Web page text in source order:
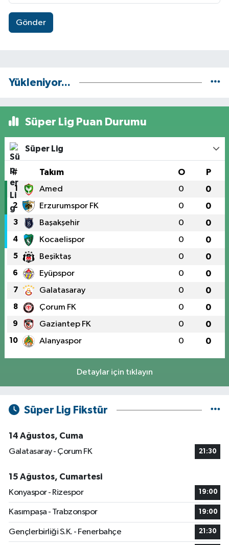
Gönder
Yükleniyor...
Süper Lig Puan Durumu
Süper Lig
# Takım O P
1 Amed 0 0
2 Erzurumspor FK 0 0
3 Başakşehir 0 0
4 Kocaelispor 0 0
5 Beşiktaş 0 0
6 Eyüpspor 0 0
7 Galatasaray 0 0
8 Çorum FK 0 0
9 Gaziantep FK 0 0
10 Alanyaspor 0 0
Detaylar için tıklayın
Süper Lig Fikstür
14 Ağustos, Cuma
Galatasaray - Çorum FK
21:30
15 Ağustos, Cumartesi
Konyaspor - Rizespor
19:00
Kasımpaşa - Trabzonspor 19:00
Gençlerbirliği S.K. - Fenerbahçe 21:30